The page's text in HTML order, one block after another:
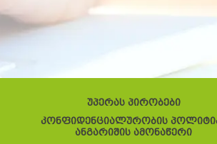
უპერას პირობები
კონფიდენციალურობის
ანგარიშის ამონაწერი